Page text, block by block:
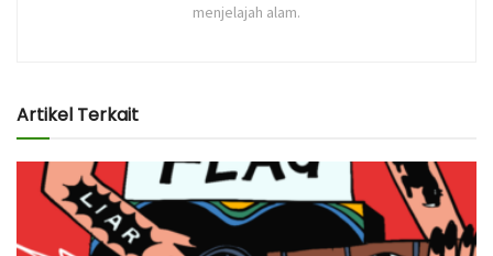
menjelajah alam.
Artikel Terkait